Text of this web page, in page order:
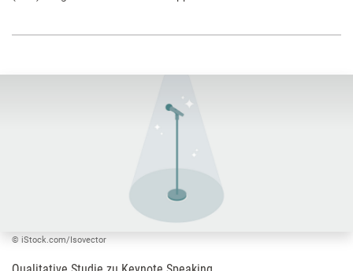
© iStock.com/Isovector